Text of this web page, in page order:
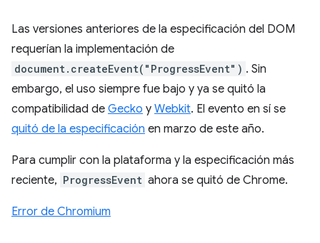
Las versiones anteriores de la especificación del DOM
requerían la implementación de
document.createEvent("ProgressEvent") . Sin
embargo, el uso siempre fue bajo y ya se quitó la
compatibilidad de Gecko y Webkit. El evento en sí se
quitó de la especificación en marzo de este año.
Para cumplir con la plataforma y la especificación más
reciente, ProgressEvent ahora se quitó de Chrome.
Error de Chromium